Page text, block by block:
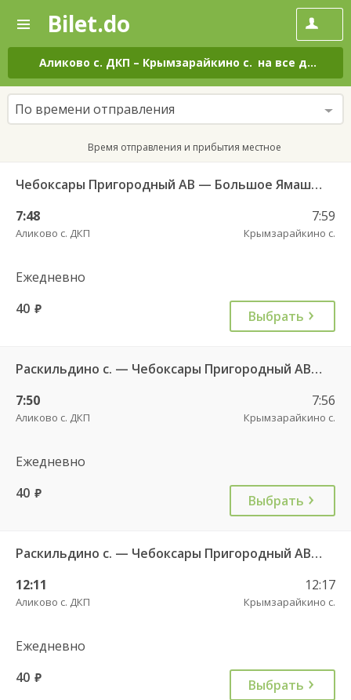
—
Поиск
и
покупка
билетов
на
автобус
онлайн
Bilet.do
Аликово с. ДКП – Крымзарайкино с. на все дни
По времени отправления
Время отправления и прибытия местное
Чебоксары Пригородный АВ — Большое Ямашево с. ч/з Аликово с. ДКП 661
7:48
Аликово с. ДКП
7:59
Крымзарайкино с.
Ежедневно
40 руб. Выбрать
Раскильдино с. — Чебоксары Пригородный АВ ч/з Орбаши д. 728
7:50
Аликово с. ДКП
7:56
Крымзарайкино с.
Ежедневно
40 руб. Выбрать
Раскильдино с. — Чебоксары Пригородный АВ ч/з Орбаши д. 728
12:11
Аликово с. ДКП
12:17
Крымзарайкино с.
Ежедневно
40 руб. Выбрать